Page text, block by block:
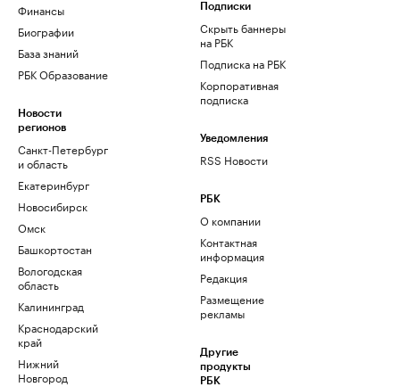
Финансы
Биографии
База знаний
РБК Образование
Новости
регионов
Санкт-Петербург
и область
Екатеринбург
Новосибирск
Омск
Башкортостан
Вологодская
область
Калининград
Краснодарский
край
Нижний
Новгород
Подписки
Скрыть баннеры
на РБК
Подписка на РБК
Корпоративная
подписка
Уведомления
RSS Новости
РБК
О компании
Контактная
информация
Редакция
Размещение
рекламы
Другие
продукты
РБК